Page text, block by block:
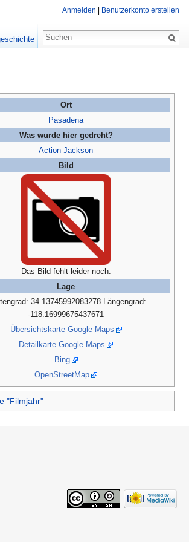
Ort
Pasadena
Was wurde hier gedreht?
Action Jackson
Bild
Das Bild fehlt leider noch.
Lage
34.13745992083278 Längengrad:
-118.16999675437671
Übersichtskarte Google Maps
Detailkarte Google Maps
Bing
OpenStreetMap
"Filmjahr"
Anmelden Benutzerkonto erstellen